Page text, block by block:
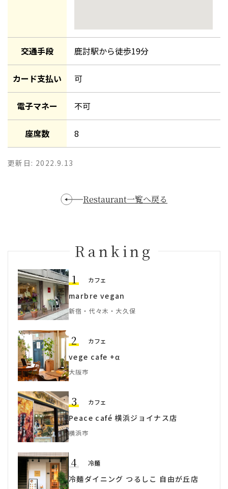
交通手段 鹿討駅から徒歩19分
カード支払い 可
電子マネー 不可
座席数 8
更新日: 2022.9.13
Ranking
1 カフェ
marbre vegan
新宿・代々木・大久保
2 カフェ
vege cafe +α
大阪市
3 カフェ
Peace café 横浜ジョイナス店
横浜市
4 冷麺
冷麺ダイニング つるしこ 自由が丘店
Restaurant一覧へ戻る